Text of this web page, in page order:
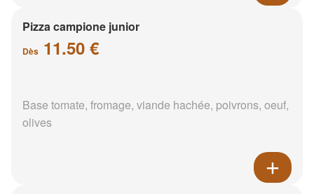
Pizza campione junior
Dès 11.50 €
Base tomate, fromage, viande hachée, poivrons, oeuf,
olives